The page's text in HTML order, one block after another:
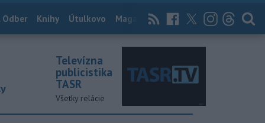
Odber Knihy Útulkovo Magazín News Now Archív
Televízna
publicistika
TASR
Všetky relácie